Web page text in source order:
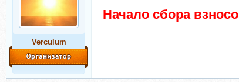
Verculum
Начало сбора